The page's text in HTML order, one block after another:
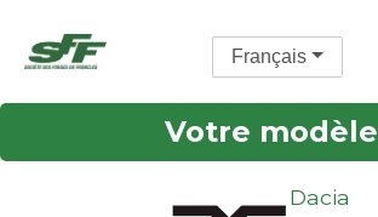
Votre modèle
Dacia
Français